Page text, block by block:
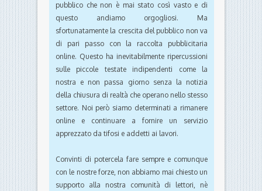
pubblico che non è mai stato così vasto e di
questo andiamo orgogliosi. Ma
sfortunatamente la crescita del pubblico non va
di pari passo con la raccolta pubblicitaria
online. Questo ha inevitabilmente ripercussioni
sulle piccole testate indipendenti come la
nostra e non passa giorno senza la notizia
della chiusura di realtà che operano nello stesso
settore. Noi però siamo determinati a rimanere
online e continuare a fornire un servizio
apprezzato da tifosi e addetti ai lavori.
Convinti di potercela fare sempre e comunque
con le nostre forze, non abbiamo mai chiesto un
supporto alla nostra comunità di lettori, nè